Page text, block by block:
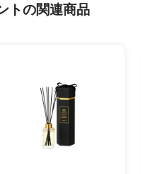
トの関連商品